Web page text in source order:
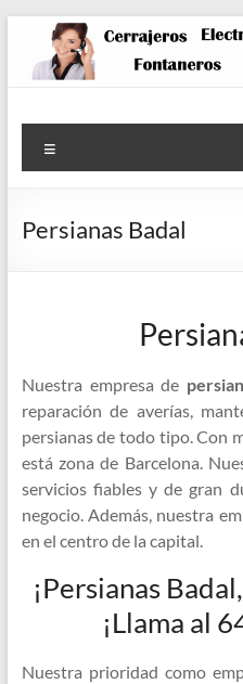
contenido
Persianas Badal
Nuestra empresa de
reparación de averías,
persianas de todo tipo. Con
está zona de Barcelona.
servicios fiables y de gran
negocio. Además, nuestra
en el centro de la capital.
¡Persianas
¡Llama al
Nuestra prioridad como